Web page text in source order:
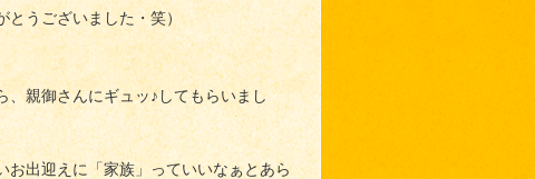
とうございました・笑）
、親御さんにギュッ♪してもらいまし
お出迎えに「家族」っていいなぁとあら